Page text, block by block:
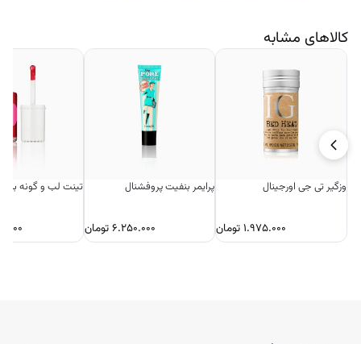
کالاهای مشابه
وزگیر تی جی اورجینال
۱.۹۷۵.۰۰۰ تومان
پرایمر بنفیت پروفشنال
۶.۲۵۰.۰۰۰تومان
تینت لب و گونه